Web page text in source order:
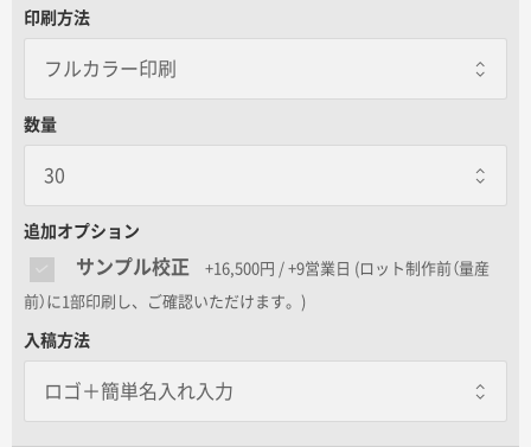
データ入稿ガイド
再注文について
よくあるご質問
名入れグループサイト
印刷方法
数量
追加オプション
サンプル校正 +16,500円 / +9営業日 (ロット制作前（量産
前）に1部印刷し、ご確認いただけます。)
入稿方法